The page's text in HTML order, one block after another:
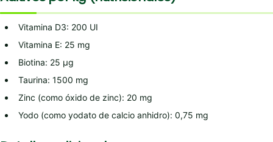
Vitamina D3: 200 UI
Vitamina E: 25 mg
Biotina: 25 µg
Taurina: 1500 mg
Zinc (como óxido de zinc): 20 mg
Yodo (como yodato de calcio anhidro): 0,75 mg